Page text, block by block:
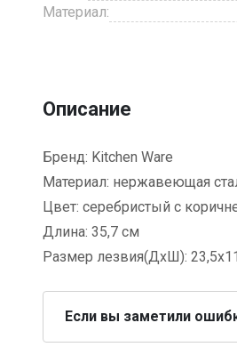
Материал:
Описание
Бренд: Kitchen Ware
Материал: нержавеющая
Цвет: серебристый с
Длина: 35,7 см
Размер лезвия(ДхШ):
Если вы заметили